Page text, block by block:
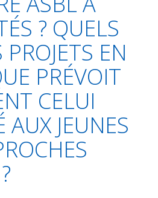
? QUELS
EN
PRÉVOIT
CELUI
AUX JEUNES